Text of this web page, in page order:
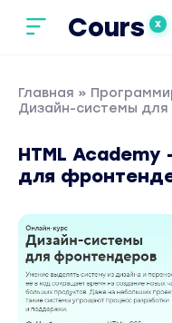
Cours X
Главная »
Дизайн-системы
HTML
для